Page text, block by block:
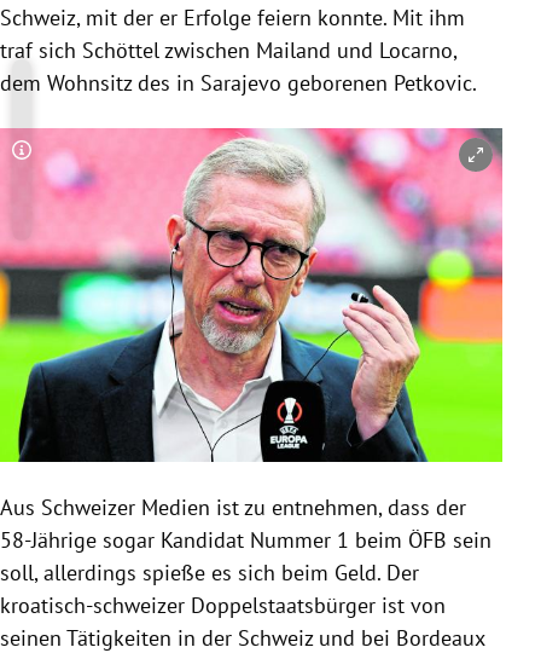
Schweiz, mit der er Erfolge feiern konnte. Mit ihm
traf sich Schöttel zwischen Mailand und Locarno,
dem Wohnsitz des in Sarajevo geborenen Petkovic.
Copyright-Hinweis öffnen/schließen
Aus Schweizer Medien ist zu entnehmen, dass der
58-Jährige sogar Kandidat Nummer 1 beim ÖFB sein
soll, allerdings spieße es sich beim Geld. Der
kroatisch-schweizer Doppelstaatsbürger ist von
seinen Tätigkeiten in der Schweiz und bei Bordeaux